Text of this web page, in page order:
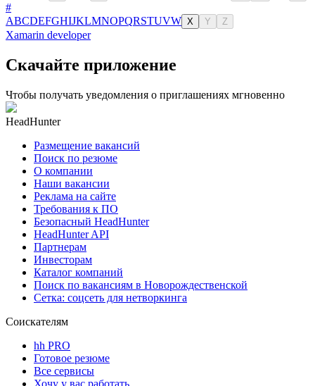
#
ABCDEFGHIJKLMNOPQRSTUVW X Y Z
Xamarin developer
Скачайте приложение
Чтобы получать уведомления о приглашениях мгновенно
HeadHunter
Размещение вакансий
Поиск по резюме
О компании
Наши вакансии
Реклама на сайте
Требования к ПО
Безопасный HeadHunter
HeadHunter API
Партнерам
Инвесторам
Каталог компаний
Поиск по вакансиям в Новорождественской
Сетка: соцсеть для нетворкинга
Соискателям
hh PRO
Готовое резюме
Все сервисы
Хочу у вас работать